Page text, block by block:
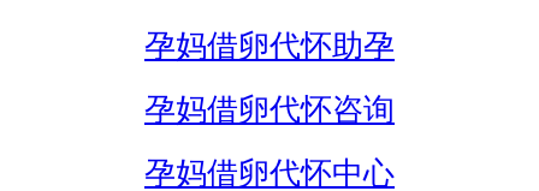
孕妈借卵代怀助孕
孕妈借卵代怀咨询
孕妈借卵代怀中心